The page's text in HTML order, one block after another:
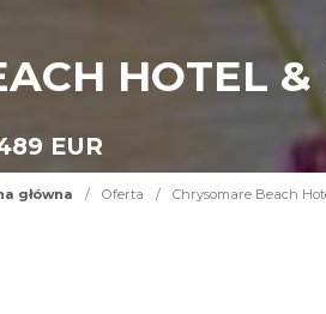
HOTEL
EUR
główna / Oferta / Chrysomare Beach